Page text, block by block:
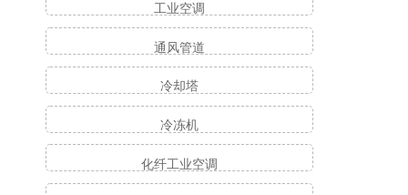
工业空调
通风管道
冷却塔
冷冻机
化纤工业空调